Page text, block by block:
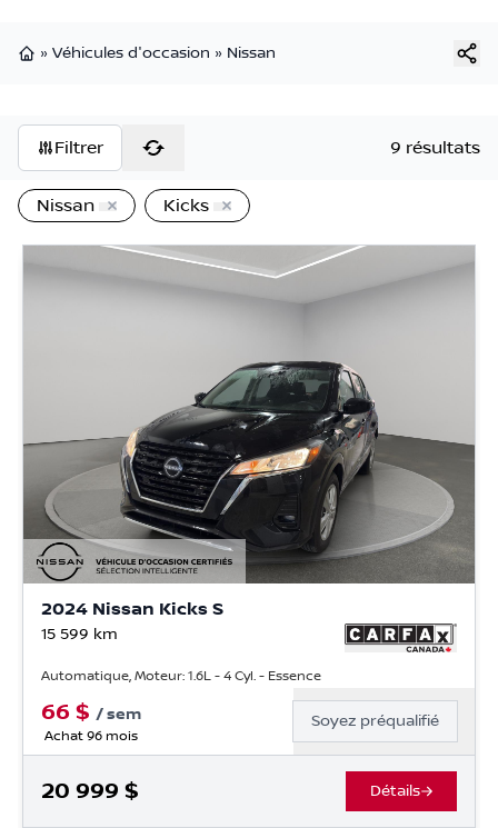
» Véhicules d'occasion » Nissan
Filtrer 9 résultats
Nissan Kicks
2024 Nissan Kicks S
15 599 km
Automatique, Moteur: 1.6L - 4 Cyl. - Essence
66 $ /sem
Achat 96 mois
Soyez préqualifié
20 999 $ Détails